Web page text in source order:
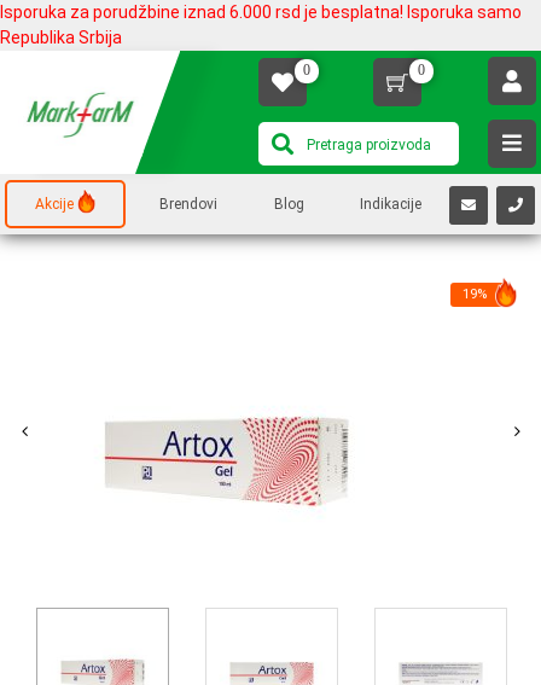
Isporuka za porudžbine iznad 6.000 rsd je besplatna! Isporuka samo
Republika Srbija
0 0
Akcije Brendovi Blog Indikacije
19%